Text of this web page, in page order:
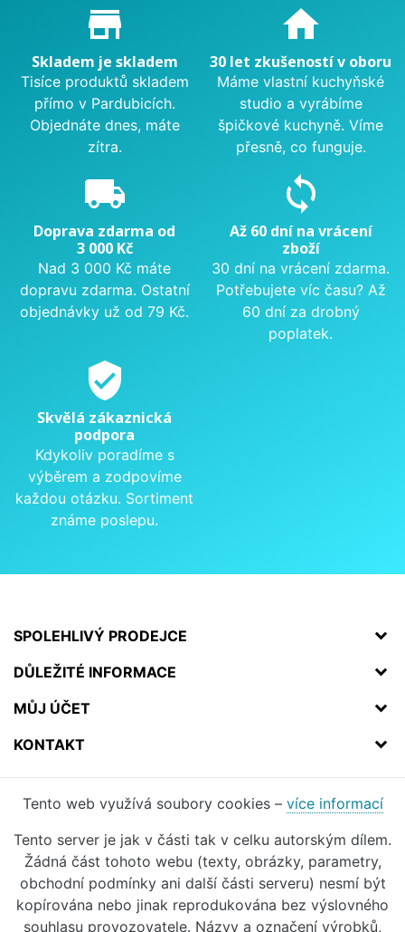
Proč nakupovat u nás?
store_mall_directory
Skladem je skladem
Tisíce produktů skladem
přímo v Pardubicích.
Objednáte dnes, máte
zítra.
home
30 let zkušeností v oboru
Máme vlastní kuchyňské
studio a vyrábíme
špičkové kuchyně. Víme
přesně, co funguje.
local_shipping
Doprava zdarma od
3 000 Kč
Nad 3 000 Kč máte
dopravu zdarma. Ostatní
objednávky už od 79 Kč.
sync
Až 60 dní na vrácení
zboží
30 dní na vrácení zdarma.
Potřebujete víc času? Až
60 dní za drobný
poplatek.
verified_user
Skvělá zákaznická
podpora
Kdykoliv poradíme s
výběrem a zodpovíme
každou otázku. Sortiment
známe poslepu.
SPOLEHLIVÝ PRODEJCE
DŮLEŽITÉ INFORMACE
MŮJ ÚČET
KONTAKT
Tento web využívá soubory cookies – více informací
Tento server je jak v části tak v celku autorským dílem.
Žádná část tohoto webu (texty, obrázky, parametry,
obchodní podmínky ani další části serveru) nesmí být
kopírována nebo jinak reprodukována bez výslovného
souhlasu provozovatele. Názvy a označení výrobků,